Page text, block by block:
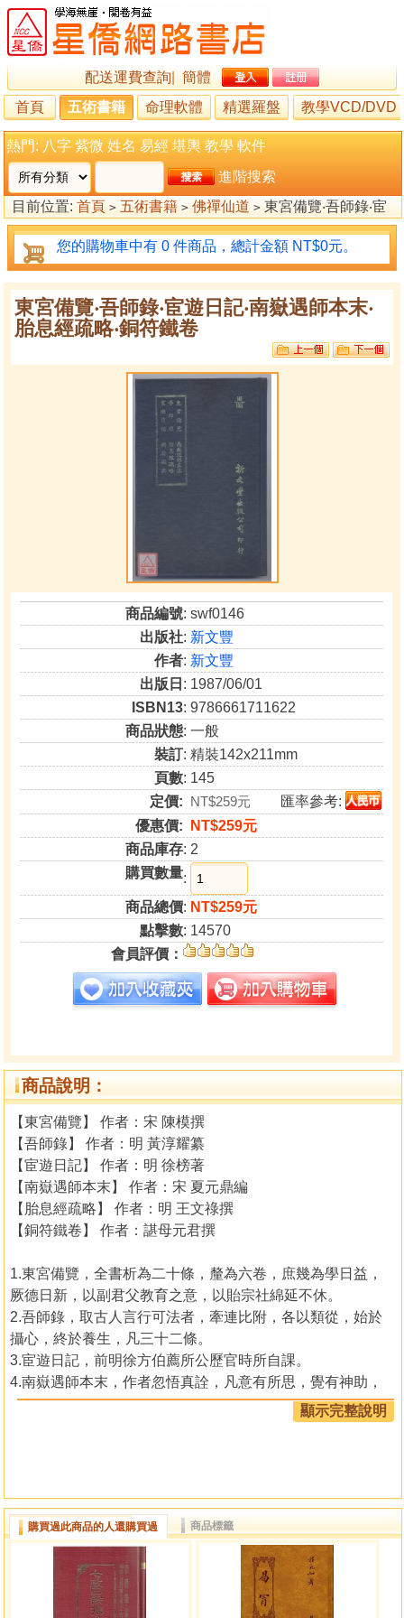
配送運費查詢
簡體
首頁
五術書籍 命理軟體 精選羅盤 教學VCD/DVD
熱門: 八字 紫微 姓名 易經 堪輿 教學 軟件
進階搜索
目前位置: 首頁 > 五術書籍 > 佛禪仙道 > 東宮備覽‧吾師錄‧宦
遊日記‧南嶽遇師本末‧胎息經疏略‧銅符鐵卷
您的購物車中有 0 件商品，總計金額 NT$0元。
東宮備覽‧吾師錄‧宦遊日記‧南嶽遇師本末‧
胎息經疏略‧銅符鐵卷
商品編號: swf0146
出版社: 新文豐
作者: 新文豐
出版日 : 1987/06/01
ISBN13: 9786661711622
商品狀態: 一般
裝訂: 精裝142x211mm
頁數: 145
定價: NT$259元
匯率參考:
優惠價:
NT$259元
商品庫存: 2
購買數量:
商品總價: NT$259元
點擊數: 14570
會員評價：
商品說明：
【東宮備覽】 作者：宋 陳模撰
【吾師錄】 作者：明 黃淳耀纂
【宦遊日記】 作者：明 徐榜著
【南嶽遇師本末】 作者：宋 夏元鼎編
【胎息經疏略】 作者：明 王文祿撰
【銅符鐵卷】 作者：諶母元君撰
1.東宮備覽，全書析為二十條，釐為六卷，庶幾為學日益，
厥德日新，以副君父教育之意，以貽宗社綿延不休。
2.吾師錄，取古人言行可法者，牽連比附，各以類從，始於
攝心，終於養生，凡三十二條。
3.宦遊日記，前明徐方伯薦所公歷官時所自課。
4.南嶽遇師本末，作者忽悟真詮，凡意有所思，覺有神助，
千門萬戶，上徹下徹。
5.胎息經稱訣者十六，稱要稱妙稱頌稱講者各一。（叢選
顯示完整說明
購買過此商品的人還購買過 商品標籤